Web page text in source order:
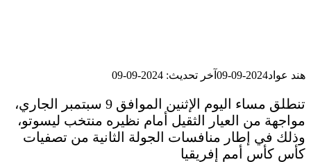
هند عواد2024-09-09 آخر تحديث: 2024-09-09
تنطلق مساء اليوم الإثنين الموافق 9 سبتمبر الجاري،
مواجهة من العيار الثقيل أمام نظيره منتخب ليسوتو،
وذلك في إطار منافسات الجولة الثانية من تصفيات
كأس كأس أمم إفريقيا